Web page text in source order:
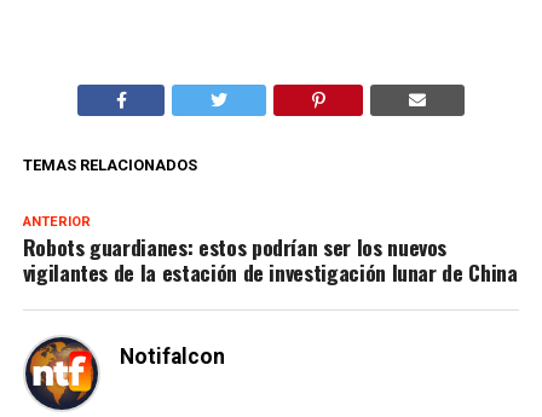
TEMAS RELACIONADOS
ANTERIOR
Robots guardianes: estos podrían ser los nuevos
vigilantes de la estación de investigación lunar de China
Notifalcon